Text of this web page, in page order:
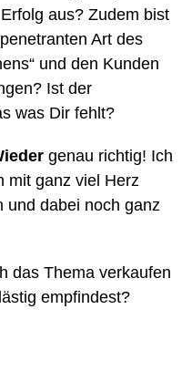
aus? Zudem bist
Art des
und den Kunden
Ist der
was Dir fehlt?
genau richtig! Ich
mit ganz viel Herz
und dabei noch ganz
das Thema verkaufen
empfindest?